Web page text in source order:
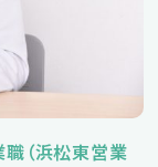
（浜松東営業